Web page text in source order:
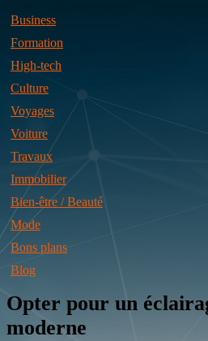
Business
Formation
High-tech
Culture
Voyages
Voiture
Travaux
Immobilier
Bien-être / Beauté
Mode
Bons plans
Blog
Opter pour un
moderne